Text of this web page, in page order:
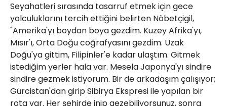
Seyahatleri sırasında tasarruf etmek için gece
yolculuklarını tercih ettiğini belirten Nöbetçigil,
"Amerika'yı boydan boya gezdim. Kuzey Afrika'yı,
Mısır'ı, Orta Doğu coğrafyasını gezdim. Uzak
Doğu'ya gittim, Filipinler'e kadar ulaştım. Gitmek
istediğim yerler hala var. Mesela Japonya'yı sindire
sindire gezmek istiyorum. Bir de arkadaşım çalışıyor;
Gürcistan'dan girip Sibirya Ekspresi ile yapılan bir
rota var. Her şehirde inip gezebiliyorsunuz, sonra